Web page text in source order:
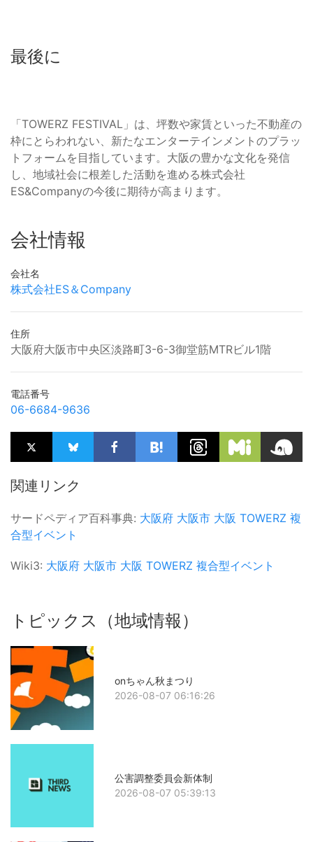
最後に
「TOWERZ FESTIVAL」は、坪数や家賃といった不動産の
枠にとらわれない、新たなエンターテインメントのプラッ
トフォームを目指しています。大阪の豊かな文化を発信
し、地域社会に根差した活動を進める株式会社
ES&Companyの今後に期待が高まります。
会社情報
会社名
株式会社ES＆Company
住所
大阪府大阪市中央区淡路町3-6-3御堂筋MTRビル1階
電話番号
06-6684-9636
関連リンク
サードペディア百科事典: 大阪府 大阪市 大阪 TOWERZ 複
合型イベント
Wiki3: 大阪府 大阪市 大阪 TOWERZ 複合型イベント
トピックス（地域情報）
onちゃん秋まつり
2026-08-07 06:16:26
公害調整委員会新体制
2026-08-07 05:39:13